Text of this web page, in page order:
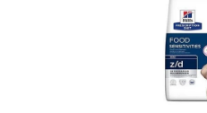
KRÁLÍCI/HLODAVCI/PTÁCI